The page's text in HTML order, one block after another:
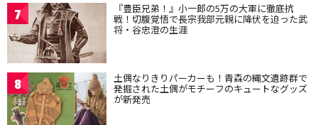
7 『豊臣兄弟！』小一郎の5万の大軍に徹底抗
戦！切腹覚悟で長宗我部元親に降伏を迫った武
将・谷忠澄の生涯
8 土偶なりきりパーカーも！青森の縄文遺跡群で
発掘された土偶がモチーフのキュートなグッズ
が新発売